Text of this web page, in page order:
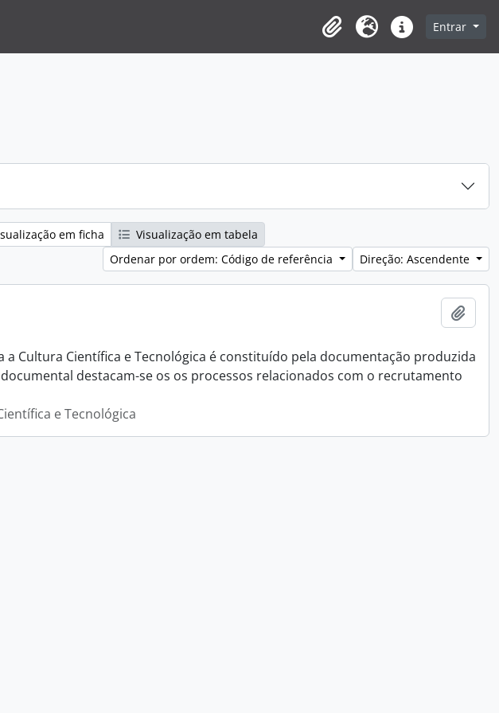
Clipboard
Idioma Ligações rápidas
Entrar
em ficha
Visualização em tabela
Ordenar por ordem: Código de referência
Direção: Ascendente
a Cultura Científica e Tecnológica é constituído pela documentação produzida
destacam-se os os processos relacionados com o recrutamento
e Tecnológica